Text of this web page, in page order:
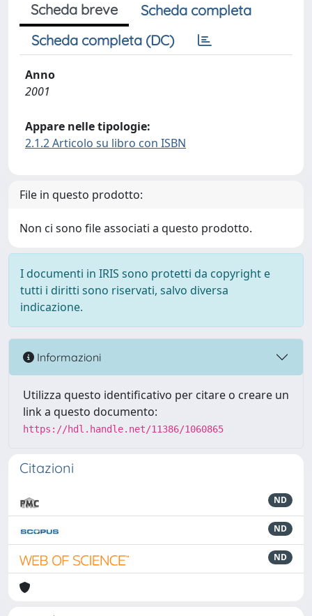
Scheda breve
Scheda completa
Scheda completa (DC)
Anno
2001
Appare nelle tipologie:
2.1.2 Articolo su libro con ISBN
File in questo prodotto:
Non ci sono file associati a questo prodotto.
I documenti in IRIS sono protetti da copyright e
tutti i diritti sono riservati, salvo diversa
indicazione.
Informazioni
Utilizza questo identificativo per citare o creare un
link a questo documento:
https://hdl.handle.net/11386/1060865
Citazioni
ND
ND
ND